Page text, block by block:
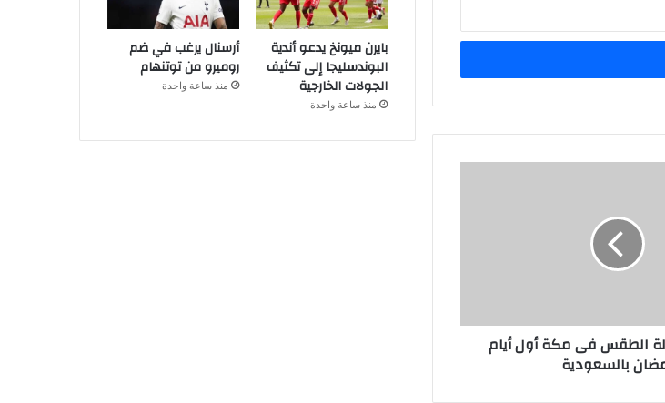
الطقس فى مكة أول أيام
بالسعودية
بايرن ميونخ يدعو أندية
البوندسليجا إلى تكثيف
الجولات الخارجية
منذ ساعة واحدة
أرسنال يرغب في ضم
روميرو من توتنهام
منذ ساعة واحدة